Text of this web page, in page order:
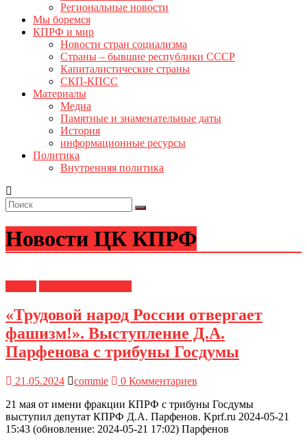
Региональные новости
Мы боремся
КПРФ и мир
Новости стран социализма
Страны – бывшие республики СССР
Капиталистические страны
СКП-КПСС
Материалы
Медиа
Памятные и знаменательные даты
История
информационные ресурсы
Политика
Внутренняя политика
Новости ЦК КПРФ
«Трудовой народ России отвергает
фашизм!». Выступление Д.А.
Парфенова с трибуны Госдумы
21.05.2024 commie
0 Комментариев
21 мая от имени фракции КПРФ с трибуны Госдумы
выступил депутат КПРФ Д.А. Парфенов. Kprf.ru 2024-05-21
15:43 (обновление: 2024-05-21 17:02) Парфенов